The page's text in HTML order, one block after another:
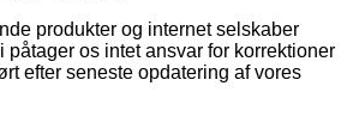
produkter og internet selskaber
påtager os intet ansvar for korrektioner
efter seneste opdatering af vores